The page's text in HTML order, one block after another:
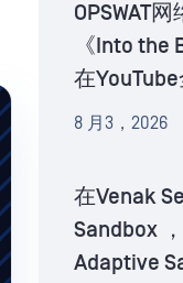
OPSWAT
《Into the
在
8 月3，2026
在Venak
Sandbox
Adaptive